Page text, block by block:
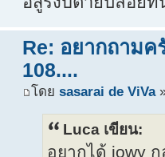
Re: อยากถามค
108....
โดยsasarai de ViVa
Luca เขียน:
อยากได้ jowy